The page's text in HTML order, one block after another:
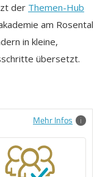
der Themen-Hub
am Rosental
in kleine,
übersetzt.
Mehr Infos